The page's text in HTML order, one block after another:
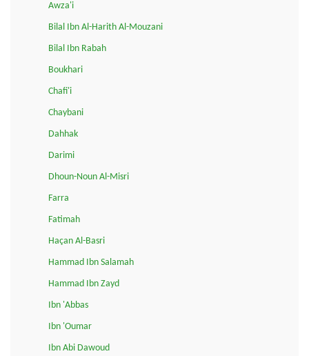
Awza'i
Bilal Ibn Al-Harith Al-Mouzani
Bilal Ibn Rabah
Boukhari
Chafi'i
Chaybani
Dahhak
Darimi
Dhoun-Noun Al-Misri
Farra
Fatimah
Haçan Al-Basri
Hammad Ibn Salamah
Hammad Ibn Zayd
Ibn 'Abbas
Ibn 'Oumar
Ibn Abi Dawoud